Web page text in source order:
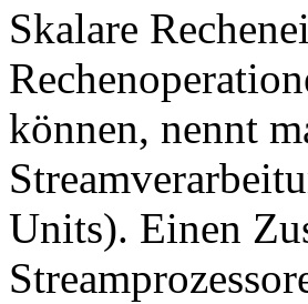
Skalare
können, nennt
Units). Einen